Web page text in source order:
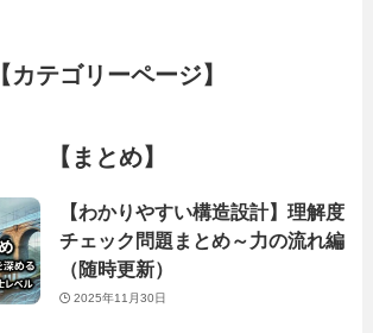
【カテゴリーページ】
【まとめ】
【わかりやすい構造設計】理解度
チェック問題まとめ～力の流れ編
（随時更新）
2025年11月30日